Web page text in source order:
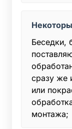
Беседки,
сразу же
или
монтажа;